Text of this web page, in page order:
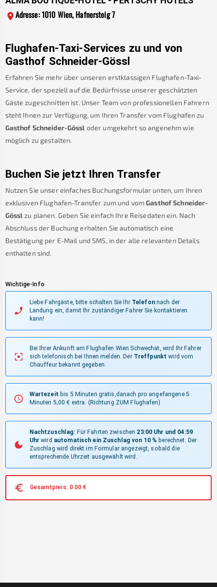
Adresse: 1010 Wien, Hafnersteig 7
Flughafen-Taxi-Services zu und von
Gasthof Schneider-Gössl
Erfahren Sie mehr über unseren erstklassigen Flughafen-Taxi-
Service, der speziell auf die Bedürfnisse unserer geschätzten
Gäste zugeschnitten ist. Unser Team von professionellen Fahrern
steht Ihnen zur Verfügung, um Ihren Transfer vom Flughafen zu
Gasthof Schneider-Gössl oder umgekehrt so angenehm wie
möglich zu gestalten.
Buchen Sie jetzt Ihren Transfer
Nutzen Sie unser einfaches Buchungsformular unten, um Ihren
exklusiven Flughafen-Transfer zum und vomGasthof Schneider-
Gösslzu planen. Geben Sie einfach Ihre Reisedaten ein. Nach
Abschluss der Buchung erhalten Sie automatisch eine
Bestätigung per E-Mail und SMS, in der alle relevanten Details
enthalten sind.
Wichtige-Info
Liebe Fahrgäste, bitte schalten Sie Ihr Telefonnach der
Landung ein, damit Ihr zuständiger Fahrer Sie kontaktieren
kann!
Bei Ihrer Ankunft am Flughafen Wien Schwechat, wird Ihr Fahrer
sich telefonisch bei Ihnen melden. Der Treffpunkt wird vom
Chauffeur bekannt gegeben.
Wartezeit bis 5 Minuten gratis,danach pro angefangene 5
Minuten 5,00 € extra. (Richtung ZUM Flughafen)
Nachtzuschlag: Für Fahrten zwischen 23:00 Uhr und 04:59
Uhr wird automatisch ein Zuschlag von 10 % berechnet. Der
Zuschlag wird direkt im Formular angezeigt, sobald die
entsprechende Uhrzeit ausgewählt wird.
Gesamtpreis: 0.00 €